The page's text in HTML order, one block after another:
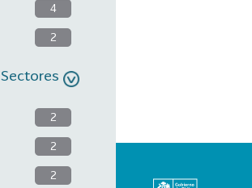
4
2
Sectores
2
2
2